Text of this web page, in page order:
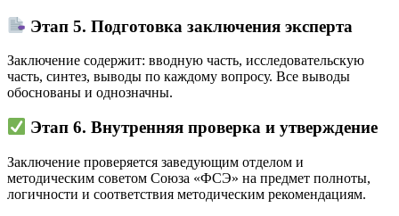
Этап 5. Подготовка заключения эксперта
Заключение содержит: вводную часть, исследовательскую
часть, синтез, выводы по каждому вопросу. Все выводы
обоснованы и однозначны.
Этап 6. Внутренняя проверка и утверждение
Заключение проверяется заведующим отделом и
методическим советом Союза «ФСЭ» на предмет полноты,
логичности и соответствия методическим рекомендациям.